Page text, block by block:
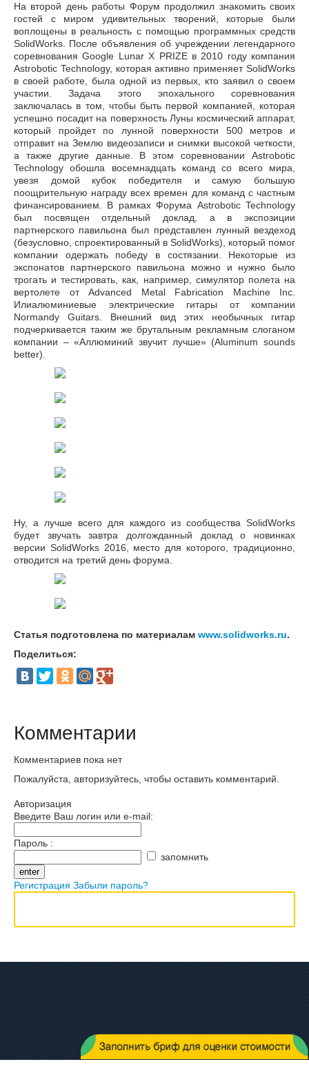
На второй день работы Форум продолжил знакомить своих
гостей с миром удивительных творений, которые были
воплощены в реальность с помощью программных средств
SolidWorks. После объявления об учреждении легендарного
соревнования Google Lunar X PRIZE в 2010 году компания
Astrobotic Technology, которая активно применяет SolidWorks
в своей работе, была одной из первых, кто заявил о своем
участии. Задача этого эпохального соревнования
заключалась в том, чтобы быть первой компанией, которая
успешно посадит на поверхность Луны космический аппарат,
который пройдет по лунной поверхности 500 метров и
отправит на Землю видеозаписи и снимки высокой четкости,
а также другие данные. В этом соревновании Astrobotic
Technology обошла восемнадцать команд со всего мира,
увезя домой кубок победителя и самую большую
поощрительную награду всех времен для команд с частным
финансированием. В рамках Форума Astrobotic Technology
был посвящен отдельный доклад, а в экспозиции
партнерского павильона был представлен лунный вездеход
(безусловно, спроектированный в SolidWorks), который помог
компании одержать победу в состязании. Некоторые из
экспонатов партнерского павильона можно и нужно было
трогать и тестировать, как, например, симулятор полета на
вертолете от Advanced Metal Fabrication Machine Inc.
Илиалюминиевые электрические гитары от компании
Normandy Guitars. Внешний вид этих необычных гитар
подчеркивается таким же брутальным рекламным слоганом
компании – «Аллюминий звучит лучше» (Aluminum sounds
better).
Ну, а лучше всего для каждого из сообщества SolidWorks
будет звучать завтра долгожданный доклад о новинках
версии SolidWorks 2016, место для которого, традиционно,
отводится на третий день форума.
Статья подготовлена по материалам www.solidworks.ru.
Поделиться:
Комментарии
Комментариев пока нет
Пожалуйста, авторизуйтесь, чтобы оставить комментарий.
Авторизация
Введите Ваш логин или e-mail:
Пароль :
запомнить
Регистрация Забыли пароль?